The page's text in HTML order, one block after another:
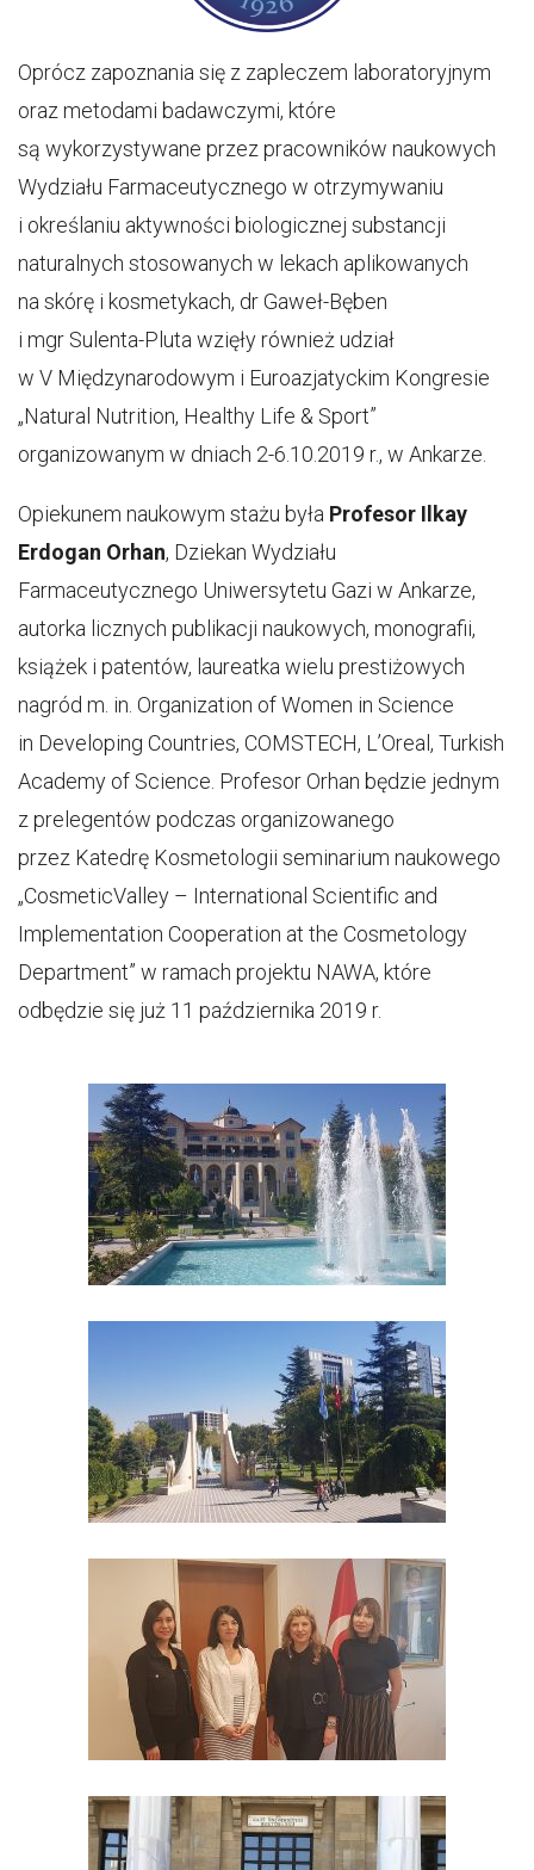
Oprócz zapoznania się z zapleczem laboratoryjnym
oraz metodami badawczymi, które
są wykorzystywane przez pracowników naukowych
Wydziału Farmaceutycznego w otrzymywaniu
i określaniu aktywności biologicznej substancji
naturalnych stosowanych w lekach aplikowanych
na skórę i kosmetykach, dr Gaweł-Bęben
i mgr Sulenta-Pluta wzięły również udział
w V Międzynarodowym i Euroazjatyckim Kongresie
„Natural Nutrition, Healthy Life & Sport”
organizowanym w dniach 2-6.10.2019 r., w Ankarze.
Opiekunem naukowym stażu była Profesor Ilkay
Erdogan Orhan, Dziekan Wydziału
Farmaceutycznego Uniwersytetu Gazi w Ankarze,
autorka licznych publikacji naukowych, monografii,
książek i patentów, laureatka wielu prestiżowych
nagród m. in. Organization of Women in Science
in Developing Countries, COMSTECH, L’Oreal, Turkish
Academy of Science. Profesor Orhan będzie jednym
z prelegentów podczas organizowanego
przez Katedrę Kosmetologii seminarium naukowego
„CosmeticValley – International Scientific and
Implementation Cooperation at the Cosmetology
Department” w ramach projektu NAWA, które
odbędzie się już 11 października 2019 r.